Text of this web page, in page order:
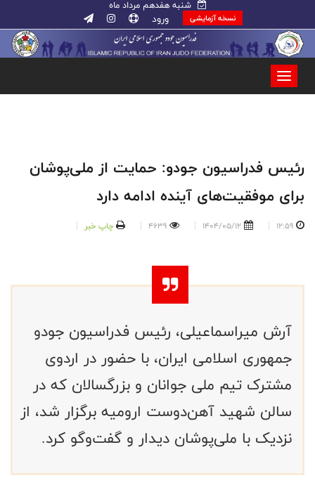
شنبه هفدهم مرداد ماه
نسخه آزمایشی ورود
رئیس فدراسیون جودو: حمایت از ملی‌پوشان
برای موفقیت‌های آینده ادامه دارد
12:59
1404/05/12
4639 چاپ خبر
آرش میراسماعیلی، رئیس فدراسیون جودو
جمهوری اسلامی ایران، با حضور در اردوی
مشترک تیم ملی جوانان و بزرگسالان که در
سالن شهید آهن‌دوست ارومیه برگزار شد، از
نزدیک با ملی‌پوشان دیدار و گفت‌وگو کرد.